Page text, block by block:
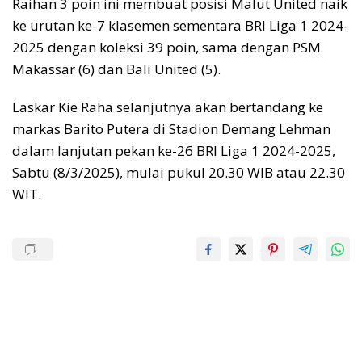
ke urutan ke-7 klasemen sementara BRI Liga 1 2024-
2025 dengan koleksi 39 poin, sama dengan PSM
Makassar (6) dan Bali United (5).
Laskar Kie Raha selanjutnya akan bertandang ke
markas Barito Putera di Stadion Demang Lehman
dalam lanjutan pekan ke-26 BRI Liga 1 2024-2025,
Sabtu (8/3/2025), mulai pukul 20.30 WIB atau 22.30
WIT.